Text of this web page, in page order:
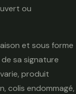
ou
et sous forme
sa signature
produit
colis endommagé,